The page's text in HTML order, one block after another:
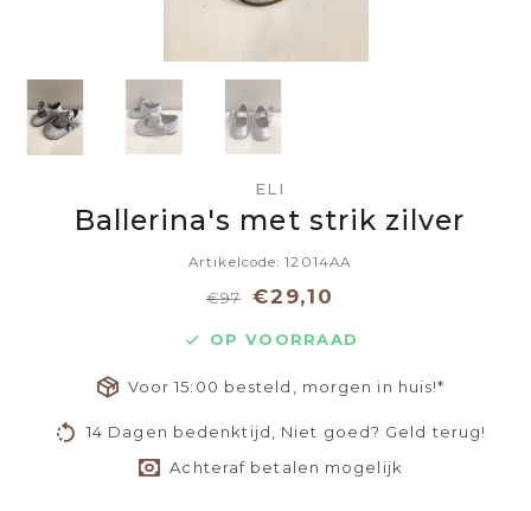
ELI
Ballerina's met strik zilver
Artikelcode: 12014AA
€97 €29,10
OP VOORRAAD
Voor 15:00 besteld, morgen in huis!*
14 Dagen bedenktijd, Niet goed? Geld terug!
Achteraf betalen mogelijk